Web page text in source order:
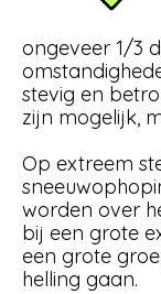
ongeveer 1/3
stevig en
zijn mogelijk,
Op extreem
worden over
bij een grote
een grote
helling gaan.